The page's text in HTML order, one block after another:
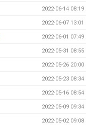
2022-06-14 08:19
2022-06-07 13:01
2022-06-01 07:49
2022-05-31 08:55
2022-05-26 20:00
2022-05-23 08:34
2022-05-16 08:54
2022-05-09 09:34
2022-05-02 09:08